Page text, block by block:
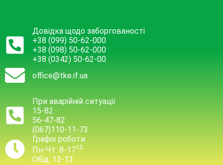
Довідка щодо заборгованості
+38 (099) 50-62-000
+38 (098) 50-62-000
+38 (0342) 50-62-00
office@tke.if.ua
При аварійній ситуації
15-82
56-47-82
(067)110-11-73
Графік роботи
Пн-Чт: 8-1715
Обід: 12-13